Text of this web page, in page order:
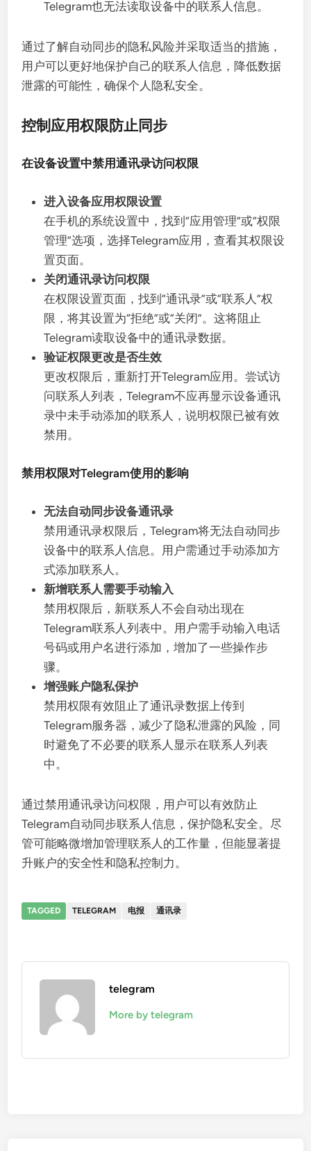
Telegram也无法读取设备中的联系人信息。
通过了解自动同步的隐私风险并采取适当的措施，
用户可以更好地保护自己的联系人信息，降低数据
泄露的可能性，确保个人隐私安全。
控制应用权限防止同步
在设备设置中禁用通讯录访问权限
进入设备应用权限设置
在手机的系统设置中，找到“应用管理”或“权限
管理”选项，选择Telegram应用，查看其权限设
置页面。
关闭通讯录访问权限
在权限设置页面，找到“通讯录”或“联系人”权
限，将其设置为“拒绝”或“关闭”。这将阻止
Telegram读取设备中的通讯录数据。
验证权限更改是否生效
更改权限后，重新打开Telegram应用。尝试访
问联系人列表，Telegram不应再显示设备通讯
录中未手动添加的联系人，说明权限已被有效
禁用。
禁用权限对Telegram使用的影响
无法自动同步设备通讯录
禁用通讯录权限后，Telegram将无法自动同步
设备中的联系人信息。用户需通过手动添加方
式添加联系人。
新增联系人需要手动输入
禁用权限后，新联系人不会自动出现在
Telegram联系人列表中。用户需手动输入电话
号码或用户名进行添加，增加了一些操作步
骤。
增强账户隐私保护
禁用权限有效阻止了通讯录数据上传到
Telegram服务器，减少了隐私泄露的风险，同
时避免了不必要的联系人显示在联系人列表
中。
通过禁用通讯录访问权限，用户可以有效防止
Telegram自动同步联系人信息，保护隐私安全。尽
管可能略微增加管理联系人的工作量，但能显著提
升账户的安全性和隐私控制力。
TAGGED TELEGRAM 电报 通讯录
telegram
More by telegram